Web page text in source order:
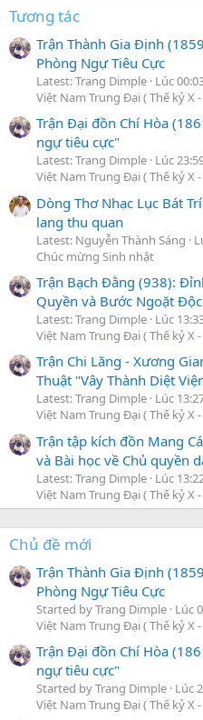
Tương tác
Trận Thành Gia Định
Phòng Ngự Tiêu Cực
Latest: Trang Dimple Lúc
Việt Nam Trung Đại ( Thế kỷ X -
Trận Đại đồn Chí Hòa
ngự tiêu cực"
Latest: Trang Dimple Lúc
Việt Nam Trung Đại ( Thế kỷ X -
Dòng Thơ Nhạc Lục Bát
lang thu quan
Latest: Nguyễn Thành Sáng
Chúc mừng Sinh nhật
Trận Bạch Đằng (938):
Quyền và Bước Ngoặt
Latest: Trang Dimple Lúc
Việt Nam Trung Đại ( Thế kỷ X -
Trận Chi Lăng - Xương
Thuật "Vây Thành Diệt
Latest: Trang Dimple Lúc
Việt Nam Trung Đại ( Thế kỷ X -
Trận tập kích đồn Mang
và Bài học về Chủ quyền
Latest: Trang Dimple Lúc
Việt Nam Trung Đại ( Thế kỷ X -
Chủ đề mới
Trận Thành Gia Định
Phòng Ngự Tiêu Cực
Started by Trang Dimple Lúc
Việt Nam Trung Đại ( Thế kỷ X -
Trận Đại đồn Chí Hòa
ngự tiêu cực"
Started by Trang Dimple Lúc
Việt Nam Trung Đại ( Thế kỷ X -